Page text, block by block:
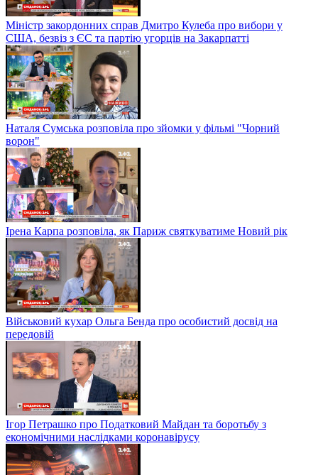
Міністр закордонних справ Дмитро Кулеба про вибори у
США, безвіз з ЄС та партію угорців на Закарпатті
Наталя Сумська розповіла про зйомки у фільмі "Чорний
ворон"
Ірена Карпа розповіла, як Париж святкуватиме Новий рік
Військовий кухар Ольга Бенда про особистий досвід на
передовій
Ігор Петрашко про Податковий Майдан та боротьбу з
економічними наслідками коронавірусу